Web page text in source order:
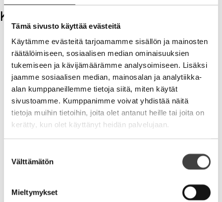
Tämä sivusto käyttää evästeitä
Käytämme evästeitä tarjoamamme sisällön ja mainosten
räätälöimiseen, sosiaalisen median ominaisuuksien
tukemiseen ja kävijämäärämme analysoimiseen. Lisäksi
jaamme sosiaalisen median, mainosalan ja analytiikka-
alan kumppaneillemme tietoja siitä, miten käytät
sivustoamme. Kumppanimme voivat yhdistää näitä
tietoja muihin tietoihin, joita olet antanut heille tai joita on
kerätty, kun olet käyttänyt heidän palvelujaan.
valinta
Välttämätön
Mieltymykset
Kommentit
Kirjoita kommentti
Aihe